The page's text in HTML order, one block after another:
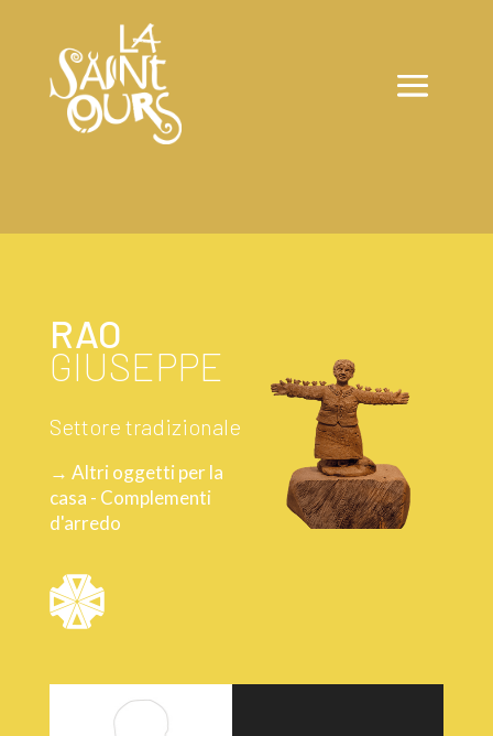
RAO
GIUSEPPE
Settore tradizionale
→ Altri oggetti per la
casa - Complementi
d'arredo